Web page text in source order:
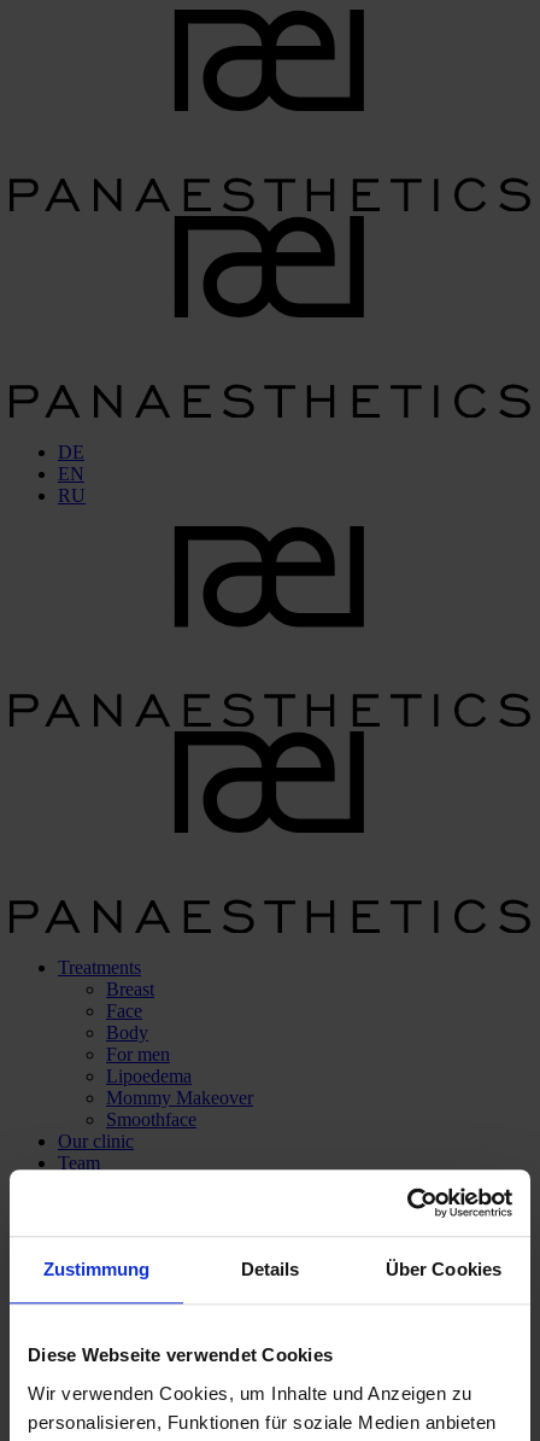
Zustimmung Details Über Cookies
Diese Webseite verwendet Cookies
Wir verwenden Cookies, um Inhalte und Anzeigen zu
personalisieren, Funktionen für soziale Medien anbieten
DE
EN
RU
Treatments
Breast
Face
Body
For men
Lipoedema
Mommy Makeover
Smoothface
Our clinic
Team
Private Lecturer M.D. Panagiotis Theodorou
Treatment prices
Media & Press